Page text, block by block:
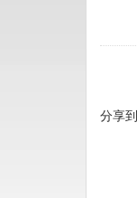
分享到